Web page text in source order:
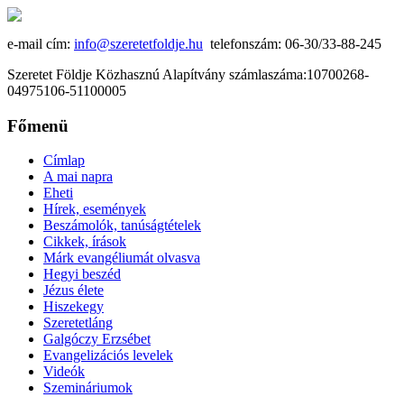
e-mail cím: info@szeretetfoldje.hu telefonszám: 06-30/33-88-245
Szeretet Földje Közhasznú Alapítvány számlaszáma:10700268-
04975106-51100005
Főmenü
Címlap
A mai napra
Eheti
Hírek, események
Beszámolók, tanúságtételek
Cikkek, írások
Márk evangéliumát olvasva
Hegyi beszéd
Jézus élete
Hiszekegy
Szeretetláng
Galgóczy Erzsébet
Evangelizációs levelek
Videók
Szemináriumok